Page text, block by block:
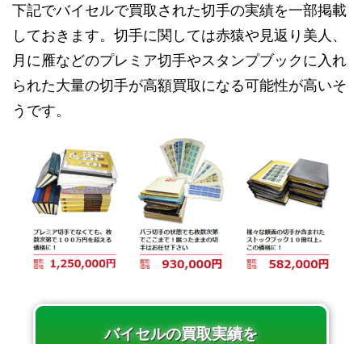
下記でバイセルで買取された切手の実績を一部掲載
しておきます。切手に関しては赤猿や見返り美人、
月に雁などのプレミア切手やスタンプブックに入れ
られた大量の切手が高額買取になる可能性が高いそ
うです。
バイセルの買取実績を